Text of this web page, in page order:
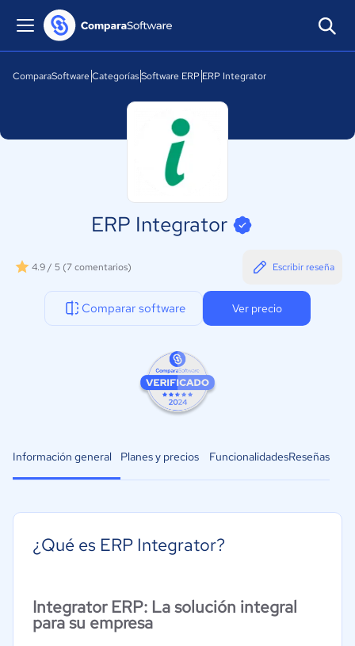
ComparaSoftware CategoríasSoftware ERP ERP Integrator
ERP Integrator
4.9 / 5 (7 comentarios) Escribir reseña
Comparar software Ver precio
Información general Planes y precios FuncionalidadesReseñas
¿Qué es ERP Integrator?
Integrator ERP: La solución integral
para su empresa